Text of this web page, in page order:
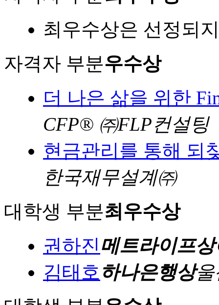
최우수상은 선정되
자격자 부분우수상
더 나은 삶을 위한
CFP® ㈜FLP컨설팅
현금관리를 통해 되
한국재무설계㈜
대학생 부분최우수상
권하진 메트라이프상
김태호 하나은행상울